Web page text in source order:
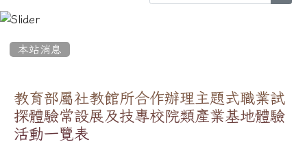
本站消息
教育部屬社教館所合作辦理主題式職業試
探體驗常設展及技專校院類產業基地體驗
活動一覽表